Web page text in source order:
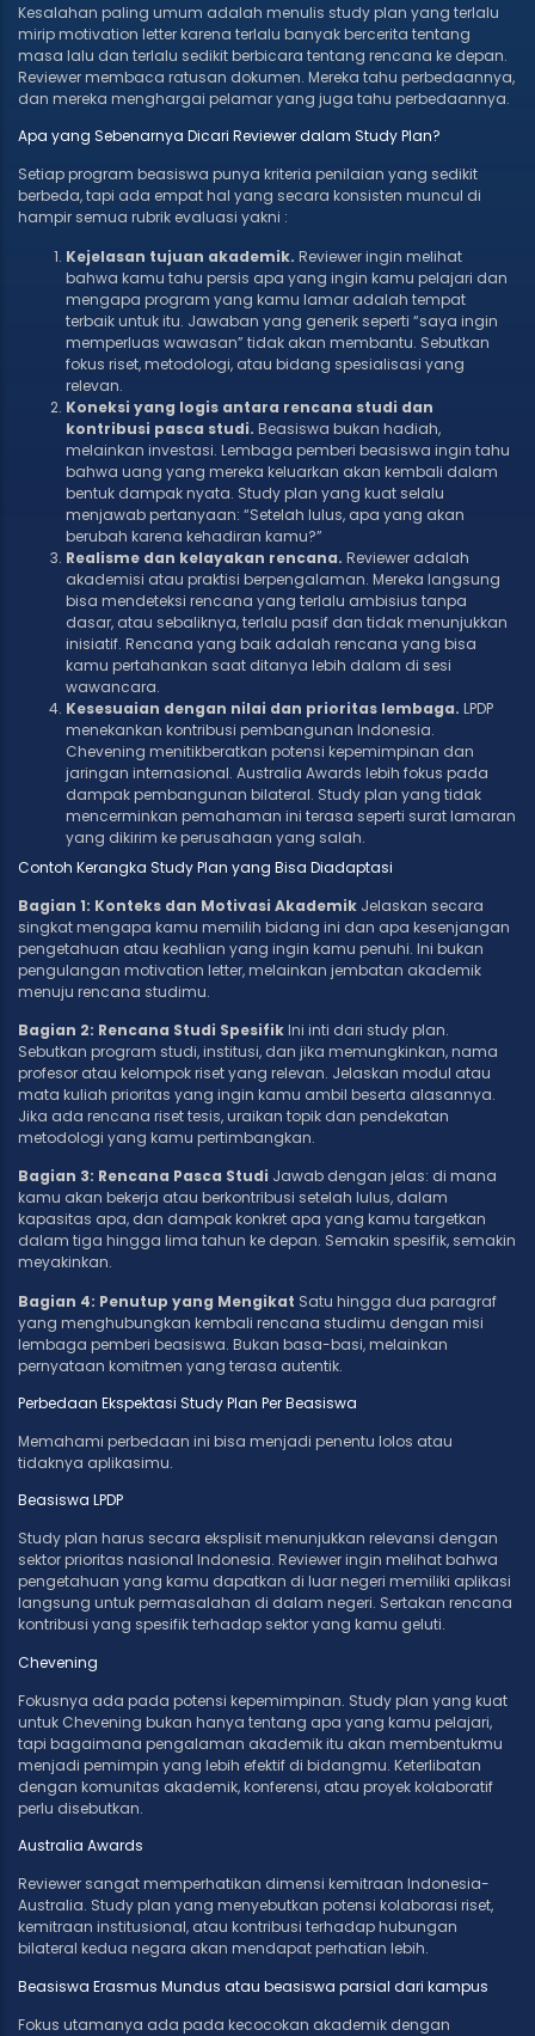
Kesalahan paling umum adalah menulis study plan yang terlalu
mirip motivation letter karena terlalu banyak bercerita tentang
masa lalu dan terlalu sedikit berbicara tentang rencana ke depan.
Reviewer membaca ratusan dokumen. Mereka tahu perbedaannya,
dan mereka menghargai pelamar yang juga tahu perbedaannya.
Apa yang Sebenarnya Dicari Reviewer dalam Study Plan?
Setiap program beasiswa punya kriteria penilaian yang sedikit
berbeda, tapi ada empat hal yang secara konsisten muncul di
hampir semua rubrik evaluasi yakni :
Kejelasan tujuan akademik. Reviewer ingin melihat
bahwa kamu tahu persis apa yang ingin kamu pelajari dan
mengapa program yang kamu lamar adalah tempat
terbaik untuk itu. Jawaban yang generik seperti “saya ingin
memperluas wawasan” tidak akan membantu. Sebutkan
fokus riset, metodologi, atau bidang spesialisasi yang
relevan.
Koneksi yang logis antara rencana studi dan
kontribusi pasca studi. Beasiswa bukan hadiah,
melainkan investasi. Lembaga pemberi beasiswa ingin tahu
bahwa uang yang mereka keluarkan akan kembali dalam
bentuk dampak nyata. Study plan yang kuat selalu
menjawab pertanyaan: “Setelah lulus, apa yang akan
berubah karena kehadiran kamu?”
Realisme dan kelayakan rencana. Reviewer adalah
akademisi atau praktisi berpengalaman. Mereka langsung
bisa mendeteksi rencana yang terlalu ambisius tanpa
dasar, atau sebaliknya, terlalu pasif dan tidak menunjukkan
inisiatif. Rencana yang baik adalah rencana yang bisa
kamu pertahankan saat ditanya lebih dalam di sesi
wawancara.
Kesesuaian dengan nilai dan prioritas lembaga. LPDP
menekankan kontribusi pembangunan Indonesia.
Chevening menitikberatkan potensi kepemimpinan dan
jaringan internasional. Australia Awards lebih fokus pada
dampak pembangunan bilateral. Study plan yang tidak
mencerminkan pemahaman ini terasa seperti surat lamaran
yang dikirim ke perusahaan yang salah.
Contoh Kerangka Study Plan yang Bisa Diadaptasi
Bagian 1: Konteks dan Motivasi Akademik Jelaskan secara
singkat mengapa kamu memilih bidang ini dan apa kesenjangan
pengetahuan atau keahlian yang ingin kamu penuhi. Ini bukan
pengulangan motivation letter, melainkan jembatan akademik
menuju rencana studimu.
Bagian 2: Rencana Studi SpesifikIni inti dari study plan.
Sebutkan program studi, institusi, dan jika memungkinkan, nama
profesor atau kelompok riset yang relevan. Jelaskan modul atau
mata kuliah prioritas yang ingin kamu ambil beserta alasannya.
Jika ada rencana riset tesis, uraikan topik dan pendekatan
metodologi yang kamu pertimbangkan.
Bagian 3: Rencana Pasca Studi Jawab dengan jelas: di mana
kamu akan bekerja atau berkontribusi setelah lulus, dalam
kapasitas apa, dan dampak konkret apa yang kamu targetkan
dalam tiga hingga lima tahun ke depan. Semakin spesifik, semakin
meyakinkan.
Bagian 4: Penutup yang Mengikat Satu hingga dua paragraf
yang menghubungkan kembali rencana studimu dengan misi
lembaga pemberi beasiswa. Bukan basa-basi, melainkan
pernyataan komitmen yang terasa autentik.
Perbedaan Ekspektasi Study Plan Per Beasiswa
Memahami perbedaan ini bisa menjadi penentu lolos atau
tidaknya aplikasimu.
Beasiswa LPDP
Study plan harus secara eksplisit menunjukkan relevansi dengan
sektor prioritas nasional Indonesia. Reviewer ingin melihat bahwa
pengetahuan yang kamu dapatkan di luar negeri memiliki aplikasi
langsung untuk permasalahan di dalam negeri. Sertakan rencana
kontribusi yang spesifik terhadap sektor yang kamu geluti.
Chevening
Fokusnya ada pada potensi kepemimpinan. Study plan yang kuat
untuk Chevening bukan hanya tentang apa yang kamu pelajari,
tapi bagaimana pengalaman akademik itu akan membentukmu
menjadi pemimpin yang lebih efektif di bidangmu. Keterlibatan
dengan komunitas akademik, konferensi, atau proyek kolaboratif
perlu disebutkan.
Australia Awards
Reviewer sangat memperhatikan dimensi kemitraan Indonesia-
Australia. Study plan yang menyebutkan potensi kolaborasi riset,
kemitraan institusional, atau kontribusi terhadap hubungan
bilateral kedua negara akan mendapat perhatian lebih.
Beasiswa Erasmus Mundus atau beasiswa parsial dari kampus
Fokus utamanya ada pada kecocokan akademik dengan